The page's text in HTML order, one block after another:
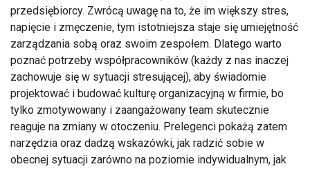
przedsiębiorcy. Zwrócą uwagę na to, że im większy stres,
napięcie i zmęczenie, tym istotniejsza staje się umiejętność
zarządzania sobą oraz swoim zespołem. Dlatego warto
poznać potrzeby współpracowników (każdy z nas inaczej
zachowuje się w sytuacji stresującej), aby świadomie
projektować i budować kulturę organizacyjną w firmie, bo
tylko zmotywowany i zaangażowany team skutecznie
reaguje na zmiany w otoczeniu. Prelegenci pokażą zatem
narzędzia oraz dadzą wskazówki, jak radzić sobie w
obecnej sytuacji zarówno na poziomie indywidualnym, jak